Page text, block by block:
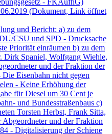
- FKAufhG)
(Dokument, Link öffnet
und Bericht: a) zu dem
CSU und SPD - Drucksache
Priorität einräumen b) zu dem
Dirk Spaniel, Wolfgang Wiehle,
und der Fraktion der
Eisenbahn nicht gegen
- Keine Erhöhung der
für Diesel um 30 Cent je
und Bundesstraßenbaus c)
Torsten Herbst, Frank Sitta,
und der Fraktion
- Digitalisierung der Schiene